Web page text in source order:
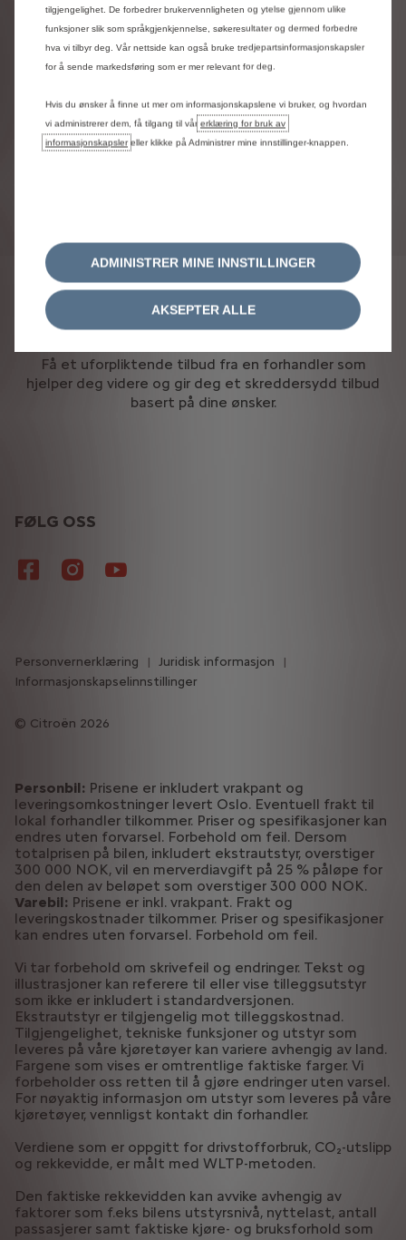
totalprisen
ekstrautstyr overstiger
000 NOK, vil det påløpe 25 % merverdiavgift på
den delen av beløpet som overstiger denne
merverdiavgiften nøyaktig, og vist totalpris vil
derfor ikke være endelig for biler som overskrider
300 000 NOK. biler som allerede starter
over 300 000 vil
Få et uforpliktende tilbud fra en forhandler som
hjelper deg videre og gir deg et skreddersydd tilbud
basert på dine ønsker.
FØLG OSS
Citroën 2026
Personvernerklæring
Juridisk informasjon
Informasjonskapselinnstillinger
Personbil: Prisene er inkludert vrakpant og
leveringsomkostninger levert Oslo. Eventuell frakt til
lokal forhandler tilkommer. Priser og spesifikasjoner kan
endres uten forvarsel. Forbehold om feil. Dersom
totalprisen på bilen, inkludert ekstrautstyr, overstiger
300 000 NOK, vil en merverdiavgift på 25 % påløpe for
den delen av beløpet som overstiger 300 000 NOK.
Varebil: Prisene er inkl. vrakpant. Frakt og
leveringskostnader tilkommer. Priser og spesifikasjoner
kan endres uten forvarsel. Forbehold om feil.
Vi tar forbehold om skrivefeil og endringer. Tekst og
illustrasjoner kan referere til eller vise tilleggsutstyr
som ikke er inkludert i standardversjonen.
Ekstrautstyr er tilgjengelig mot tilleggskostnad.
Tilgjengelighet, tekniske funksjoner og utstyr som
leveres på våre kjøretøyer kan variere avhengig av land.
Fargene som vises er omtrentlige faktiske farger. Vi
forbeholder oss retten til å gjøre endringer uten varsel.
For nøyaktig informasjon om utstyr som leveres på våre
kjøretøyer, vennligst kontakt din forhandler.
Verdiene som er oppgitt for drivstofforbruk, CO₂-utslipp
og rekkevidde, er målt med WLTP-metoden.
Den faktiske rekkevidden kan avvike avhengig av
faktorer som f.eks bilens utstyrsnivå, nyttelast, antall
passasjerer samt faktiske kjøre- og bruksforhold som
tilgjengelighet. De forbedrer brukervennligheten og ytelse gjennom ulike
funksjoner slik som språkgjenkjennelse, søkeresultater og dermed forbedre
hva vi tilbyr deg. Vår nettside kan også bruke tredjepartsinformasjonskapsler
for å sende markedsføring som er mer relevant for deg.
Hvis du ønsker å finne ut mer om informasjonskapslene vi bruker, og hvordan
vi administrerer dem, få tilgang til vår erklæring for bruk av
informasjonskapsler eller klikke på Administrer mine innstillinger-knappen.
ADMINISTRER MINE INNSTILLINGER
AKSEPTER ALLE